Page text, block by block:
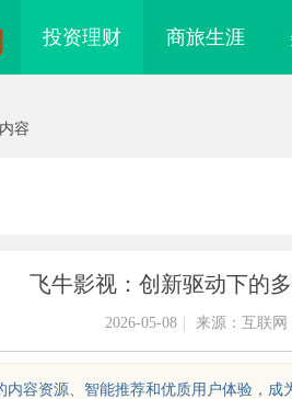
投资理财 商旅生涯
容
飞牛影视：创新驱动下的
2026-05-08 来源：互联网
内容资源、智能推荐和优质用户体验，